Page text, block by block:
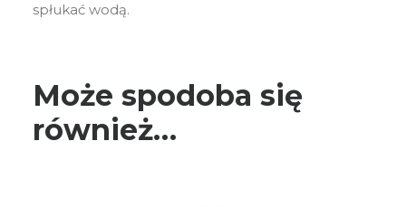
spłukać wodą.
Może spodoba się
również…